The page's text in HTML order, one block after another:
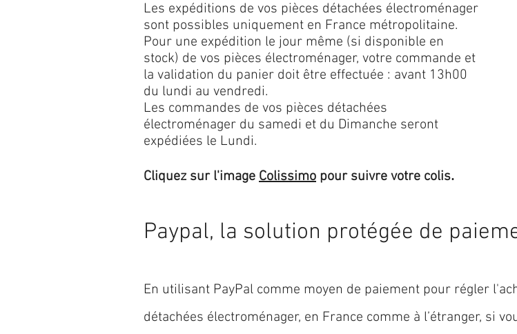
Les expéditions de vos pièces détachées électroménager
sont possibles uniquement en France métropolitaine.
Pour une expédition le jour même (si disponible en
stock) de vos pièces électroménager, votre commande et
la validation du panier doit être effectuée : avant 13h00
du lundi au vendredi.
Les commandes de vos pièces détachées
électroménager du samedi et du Dimanche seront
expédiées le Lundi.
Cliquez sur l'image Colissimo pour suivre votre colis.
Paypal, la solution protégée de
En utilisant PayPal comme moyen de paiement pour régler
détachées électroménager, en France comme à l’étranger, si